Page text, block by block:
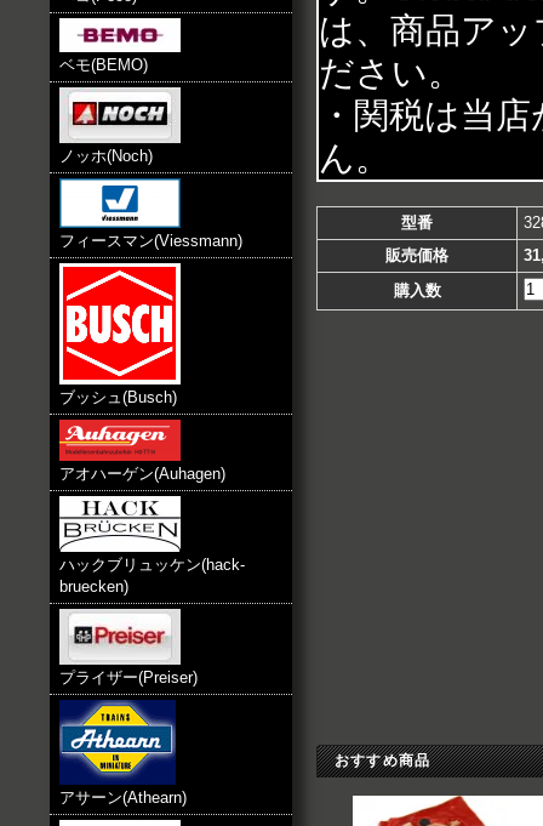
ベモ(BEMO)
ノッホ(Noch)
フィースマン(Viessmann)
ブッシュ(Busch)
アオハーゲン(Auhagen)
ハックブリュッケン(hack-
bruecken)
プライザー(Preiser)
アサーン(Athearn)
は、商品ア
ださい。
・関税は当
ん。
型番
販売価格
購入数
おすすめ商品